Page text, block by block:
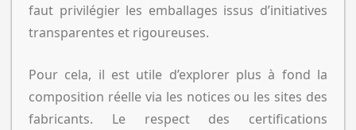
faut privilégier les emballages issus d’initiatives
transparentes et rigoureuses.
Pour cela, il est utile d’explorer plus à fond la
composition réelle via les notices ou les sites des
fabricants. Le respect des certifications